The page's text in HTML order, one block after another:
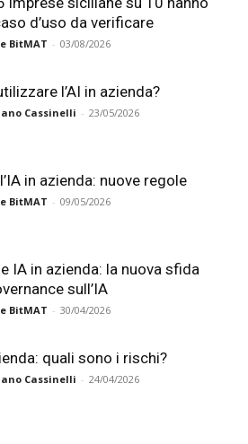
d’uso da verificare
BitMAT - 03/08/2026
l’AI in azienda?
Cassinelli - 23/05/2026
in azienda: nuove regole
BitMAT - 09/05/2026
IA in azienda: la nuova sfida
sull’IA
BitMAT - 30/04/2026
quali sono i rischi?
Cassinelli - 24/04/2026